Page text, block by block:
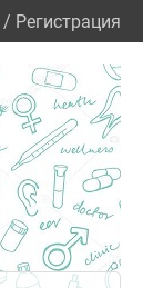
/ Регистрация